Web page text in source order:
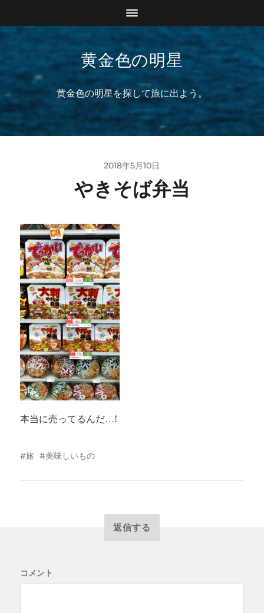
黄金色の明星
黄金色の明星を探して旅に出よう。
2018年5月10日
やきそば弁当
本当に売ってるんだ…!
旅 美味しいもの
返信する
コメント